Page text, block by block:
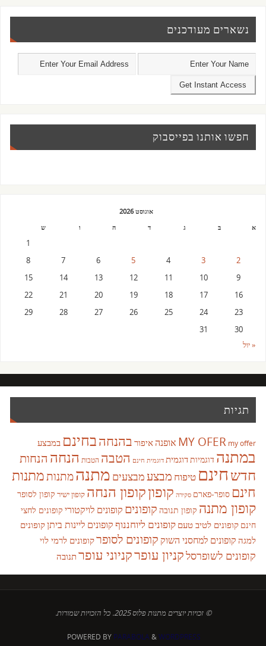
נשארים מעודכנים
חפשו אותנו בפייסבוק
אוגוסט 2026
א
ב ג ד ה ו ש
1
2
3
4
5
6
7
8
9
10
11
12
13
14
15
16
17
18
19
20
21
22
23
24
25
26
27
28
29
30
31
« יול
תגיות
MY OFER my offer אופנהאיפור בהנחהבחינם במבצע
במתנה דוגמיותדוגמית דוגמית חינם הטבה הטבות הנחה הנחות
חדשחינם טיפוח מבצעמבצעים מתנהמתנותמתנות
חינם סופר-פארם סקירה קופוןקופון הנחה קופון ישיר קופון לסופר
קופון מתנה קופון תנובה קופונים קופונים לויקטורי קופונים לחצי
חינם קופונים לטיב טעם קופונים ליוחננוףקופונים ליינות ביתןקופונים
למגה קופונים למחסני השוק קופונים לסופרקופונים לרמי לוי
קופונים לשופרסלקניון עופרקניוני עופרתנובה
© זכויות יוצרים מתנות פלוס 2025. כל הזכויות שמורות.
POWERED BY PARABOLA&WORDPRESS.